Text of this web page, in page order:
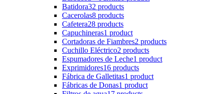
Batidora32 products
Cacerolas8 products
Cafetera28 products
Capuchineras1 product
Cortadoras de Fiambres2 products
Cuchillo Eléctrico2 products
Espumadores de Leche1 product
Exprimidores16 products
Fábrica de Galletitas1 product
Fábricas de Donas1 product